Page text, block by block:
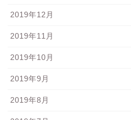
2019年12月
2019年11月
2019年10月
2019年9月
2019年8月